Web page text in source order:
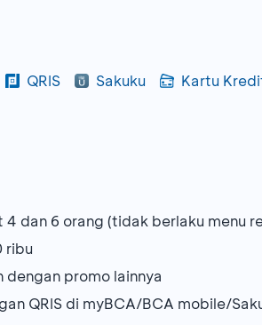
QRIS Sakuku Kartu
4 dan 6 orang (tidak berlaku menu
ribu
promo lainnya
QRIS di myBCA/BCA mobile/